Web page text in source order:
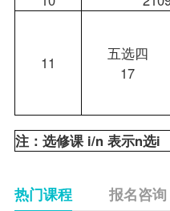
11
五选四
17
注：选修课 i/n 表示n选i
热门课程 报名咨询